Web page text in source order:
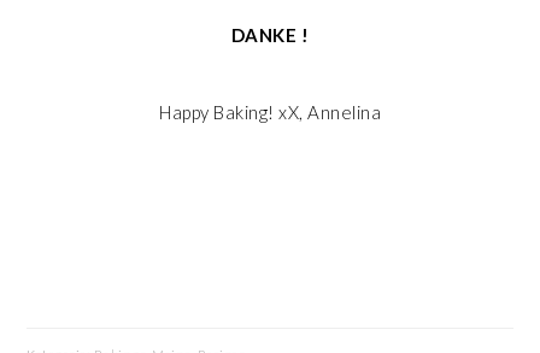
DANKE !
Happy Baking! xX, Annelina